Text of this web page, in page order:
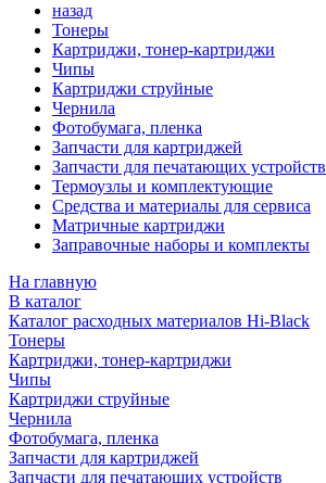
назад
Тонеры
Картриджи, тонер-картриджи
Чипы
Картриджи струйные
Чернила
Фотобумага, пленка
Запчасти для картриджей
Запчасти для печатающих устройств
Термоузлы и комплектующие
Средства и материалы для сервиса
Матричные картриджи
Заправочные наборы и комплекты
На главную
В каталог
Каталог расходных материалов Hi-Black
Тонеры
Картриджи, тонер-картриджи
Чипы
Картриджи струйные
Чернила
Фотобумага, пленка
Запчасти для картриджей
Запчасти для печатающих устройств